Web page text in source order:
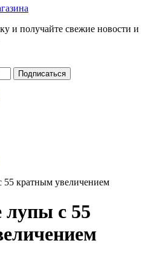
и получайте свежие новости и
кратным увеличением
с 55